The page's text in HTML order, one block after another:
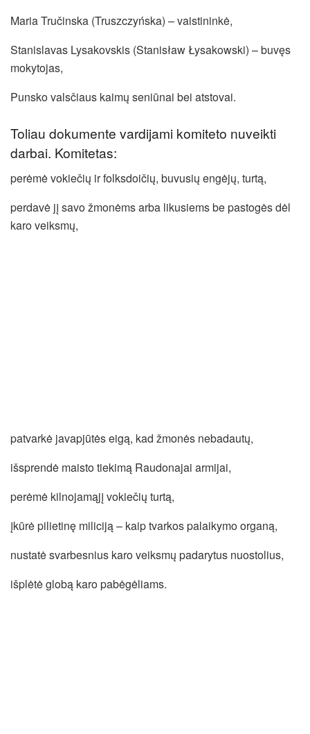
Maria Tručinska (Truszczyńska) – vaistininkė,
Stanislavas Lysakovskis (Stanisław Łysakowski) – buvęs
mokytojas,
Punsko valsčiaus kaimų seniūnai bei atstovai.
Toliau dokumente vardijami komiteto nuveikti
darbai. Komitetas:
perėmė vokiečių ir folksdoičių, buvusių engėjų, turtą,
perdavė jį savo žmonėms arba likusiems be pastogės dėl
karo veiksmų,
patvarkė javapjūtės eigą, kad žmonės nebadautų,
išsprendė maisto tiekimą Raudonajai armijai,
perėmė kilnojamąjį vokiečių turtą,
įkūrė pilietinę miliciją – kaip tvarkos palaikymo organą,
nustatė svarbesnius karo veiksmų padarytus nuostolius,
išplėtė globą karo pabėgėliams.